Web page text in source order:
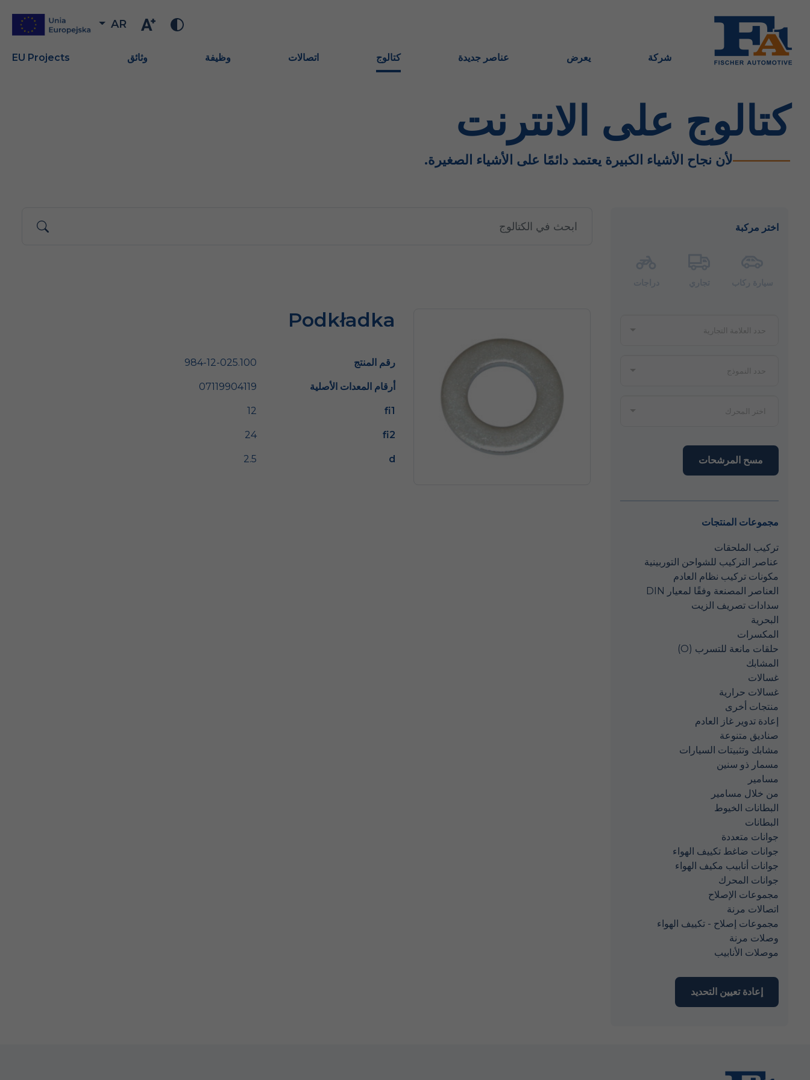
AR
شركة يعرض عناصر جديدة كتالوج اتصالات وظيفة وثائق EU Projects
كتالوج على الانترنت
لأن نجاح الأشياء الكبيرة يعتمد دائمًا على الأشياء الصغيرة.
اختر مركبة
مسح المرشحات
مجموعات المنتجات
تركيب الملحقات
عناصر التركيب للشواحن التوربينية
مكونات تركيب نظام العادم
العناصر المصنعة وفقًا لمعيار DIN
سدادات تصريف الزيت
البحرية
المكسرات
حلقات مانعة للتسرب (O)
المشابك
غسالات
غسالات حرارية
منتجات أخرى
إعادة تدوير غاز العادم
صناديق متنوعة
مشابك وتثبيتات السيارات
مسمار ذو سنين
مسامير
من خلال مسامير
البطانات الخيوط
البطانات
جوانات متعددة
جوانات ضاغط تكييف الهواء
جوانات أنابيب مكيف الهواء
جوانات المحرك
مجموعات الإصلاح
اتصالات مرنة
مجموعات إصلاح - تكييف الهواء
وصلات مرنة
موصلات الأنابيب
إعادة تعيين التحديد
Podkładka
رقم المنتج 984-12-025.100
أرقام المعدات الأصلية 07119904119
fi1
12
fi2
24
d
2.5